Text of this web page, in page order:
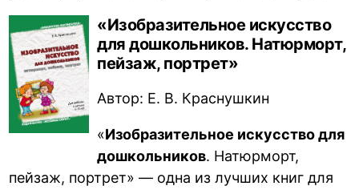
«Изобразительное искусство
для дошкольников. Натюрморт,
пейзаж, портрет»
Автор: Е. В. Краснушкин
«Изобразительное искусство для
дошкольников. Натюрморт,
пейзаж, портрет» — одна из лучших книг для